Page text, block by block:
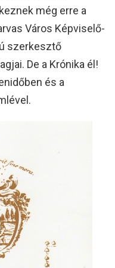
még erre a
Város Képviselő-
szerkesztő
De a Krónika él!
és a